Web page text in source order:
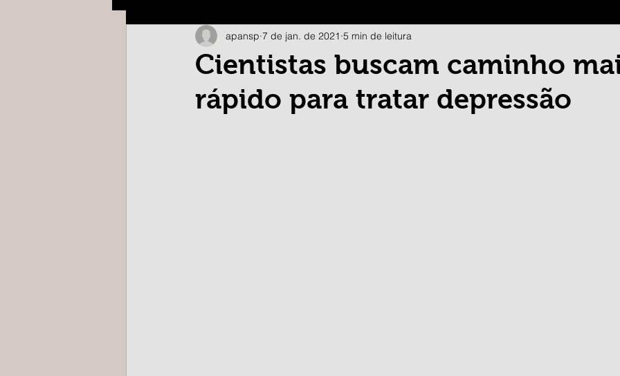
Cientistas buscam caminho
rápido para tratar depressão
apansp 7 de jan. de 2021 5 min de leitura